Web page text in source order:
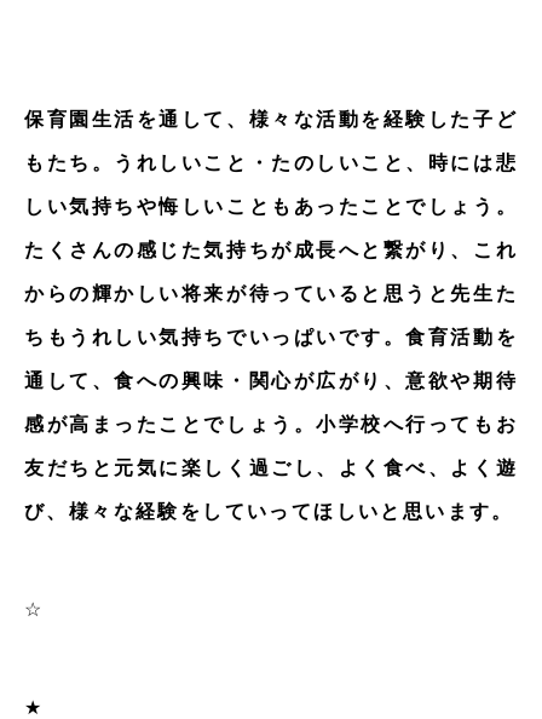
保育園生活を通して、様々な活動を経験した子ど
もたち。うれしいこと・たのしいこと、時には悲
しい気持ちや悔しいこともあったことでしょう。
たくさんの感じた気持ちが成長へと繋がり、これ
からの輝かしい将来が待っていると思うと先生た
ちもうれしい気持ちでいっぱいです。食育活動を
通して、食への興味・関心が広がり、意欲や期待
感が高まったことでしょう。小学校へ行ってもお
友だちと元気に楽しく過ごし、よく食べ、よく遊
び、様々な経験をしていってほしいと思います。
☆
★